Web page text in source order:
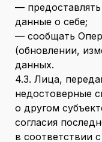
—
данные о себе;
— сообщать
(обновлении,
данных.
4.3. Лица,
недостоверные
о другом
согласия
в соответствии